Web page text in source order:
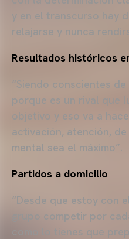
y en el transcurso hay
relajarse y nunca
Resultados históricos
“Siendo conscientes
porque es un rival que
objetivo y eso va a
activación, atención,
mental sea el máximo”.
Partidos a domicilio
“Desde que estoy con
grupo competir por
como lo tienes que